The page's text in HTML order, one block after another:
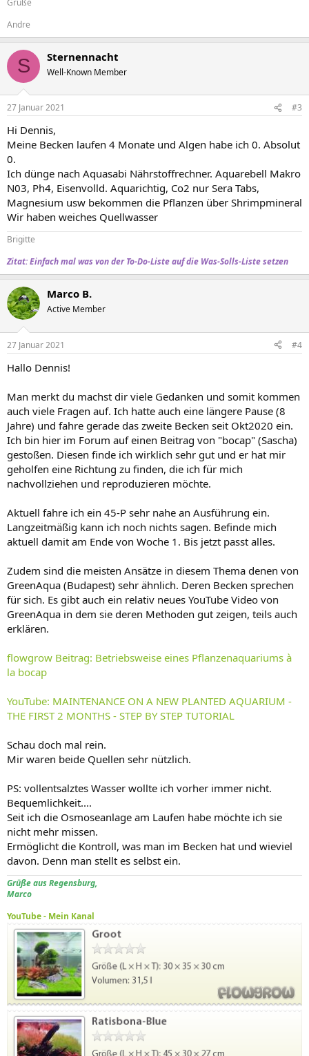
Andre
S Sternennacht
Well-Known Member
27 Januar 2021 #3
Hi Dennis,
Meine Becken laufen 4 Monate und Algen habe ich 0. Absolut
0.
Ich dünge nach Aquasabi Nährstoffrechner. Aquarebell Makro
N03, Ph4, Eisenvolld. Aquarichtig, Co2 nur Sera Tabs,
Magnesium usw bekommen die Pflanzen über Shrimpmineral
Wir haben weiches Quellwasser
Brigitte
Zitat: Einfach mal was von der To-Do-Liste auf die Was-Solls-Liste setzen
Marco B.
Active Member
27 Januar 2021 #4
Hallo Dennis!
Man merkt du machst dir viele Gedanken und somit kommen
auch viele Fragen auf. Ich hatte auch eine längere Pause (8
Jahre) und fahre gerade das zweite Becken seit Okt2020 ein.
Ich bin hier im Forum auf einen Beitrag von "bocap" (Sascha)
gestoßen. Diesen finde ich wirklich sehr gut und er hat mir
geholfen eine Richtung zu finden, die ich für mich
nachvollziehen und reproduzieren möchte.
Aktuell fahre ich ein 45-P sehr nahe an Ausführung ein.
Langzeitmäßig kann ich noch nichts sagen. Befinde mich
aktuell damit am Ende von Woche 1. Bis jetzt passt alles.
Zudem sind die meisten Ansätze in diesem Thema denen von
GreenAqua (Budapest) sehr ähnlich. Deren Becken sprechen
für sich. Es gibt auch ein relativ neues YouTube Video von
GreenAqua in dem sie deren Methoden gut zeigen, teils auch
erklären.
flowgrow Beitrag: Betriebsweise eines Pflanzenaquariums à
la bocap
YouTube: MAINTENANCE ON A NEW PLANTED AQUARIUM -
THE FIRST 2 MONTHS - STEP BY STEP TUTORIAL
Schau doch mal rein.
Mir waren beide Quellen sehr nützlich.
PS: vollentsalztes Wasser wollte ich vorher immer nicht.
Bequemlichkeit....
Seit ich die Osmoseanlage am Laufen habe möchte ich sie
nicht mehr missen.
Ermöglicht die Kontroll, was man im Becken hat und wieviel
davon. Denn man stellt es selbst ein.
Grüße aus Regensburg,
Marco
YouTube - Mein Kanal